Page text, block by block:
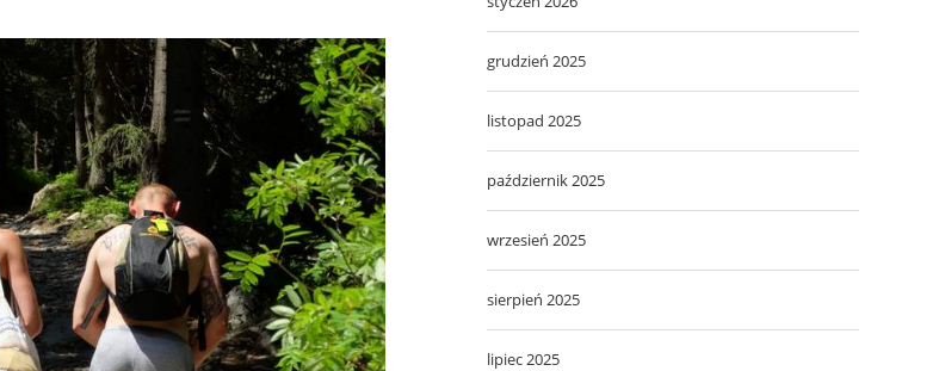
grudzień 2025
listopad 2025
październik 2025
wrzesień 2025
sierpień 2025
lipiec 2025